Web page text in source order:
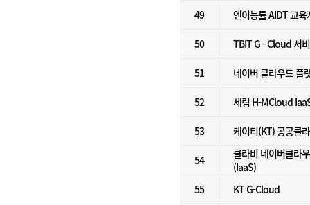
49 엔이능률 AIDT 교육
50 TBIT G - Cloud 서
51 네이버 클라우드 플
52 세림 H-MCloud
53 케이티(KT) 공공클
54
클라비 네이버클라
(IaaS)
55
KT G-Cloud